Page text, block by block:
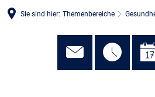
Sie sind hier: Themenbereiche